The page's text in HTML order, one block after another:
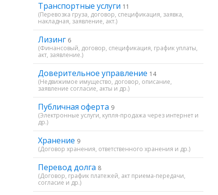
Транспортные услуги 11
(Перевозка груза, договор, спецификация, заявка,
накладная, заявление, акт.)
Лизинг 6
(Финансовый, договор, спецификация, график уплаты,
акт, заявление.)
Доверительное управление 14
(Недвижимое имущество, договор, описание,
заявление согласие, акты и др.)
Публичная оферта 9
(Электронные услуги, купля-продажа через интернет и
др.)
Хранение 9
(Договор хранения, ответственного хранения и др.)
Перевод долга 8
(Договор, график платежей, акт приема-передачи,
согласие и др.)